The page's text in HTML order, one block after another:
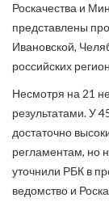
Роскачества и
представлены
Ивановской,
российских
Несмотря на 21
результатами. У
достаточно
регламентам, но
уточнили РБК в
ведомство и